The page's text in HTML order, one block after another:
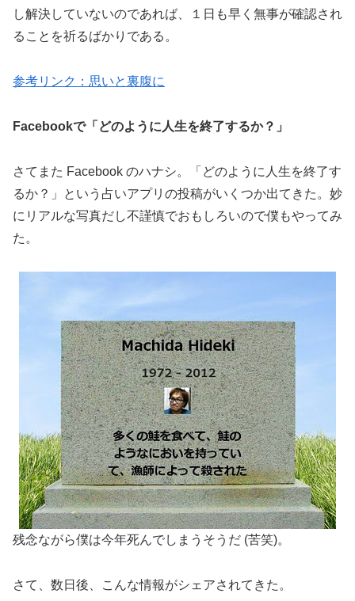
し解決していないのであれば、１日も早く無事が確認され
ることを祈るばかりである。
参考リンク：思いと裏腹に
Facebookで「どのように人生を終了するか？」
さてまた Facebook のハナシ。「どのように人生を終了す
るか？」という占いアプリの投稿がいくつか出てきた。妙
にリアルな写真だし不謹慎でおもしろいので僕もやってみ
た。
残念ながら僕は今年死んでしまうそうだ (苦笑)。
さて、数日後、こんな情報がシェアされてきた。